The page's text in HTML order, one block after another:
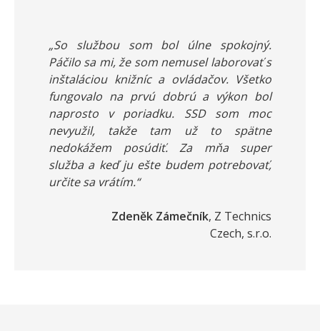
„So službou som bol úlne spokojný.
Páčilo sa mi, že som nemusel laborovať s
inštaláciou knižníc a ovládačov. Všetko
fungovalo na prvú dobrú a výkon bol
naprosto v poriadku. SSD som moc
nevyužil, takže tam už to spätne
nedokážem posúdiť. Za mňa super
služba a keď ju ešte budem potrebovať,
určite sa vrátím.“
Zdeněk Zámečník, Z Technics
Czech, s.r.o.